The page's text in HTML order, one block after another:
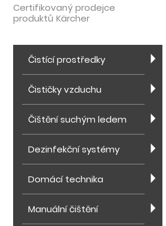
Certifikovaný prodejce
produktů Kärcher
Čistící prostředky
Čističky vzduchu
Čištění suchým ledem
Dezinfekční systémy
Domácí technika
Manuální čištění